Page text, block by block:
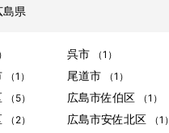
島県
呉市 （1）
（1） 尾道市 （1）
（5） 広島市佐伯区 （1）
（2） 広島市安佐北区 （1）